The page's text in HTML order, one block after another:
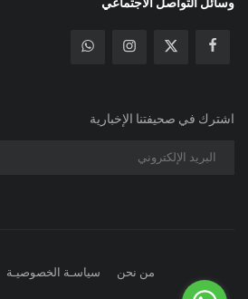
اشترك في صحيفتنا الإخبارية
من نحن سياسـة الخصوصيـة